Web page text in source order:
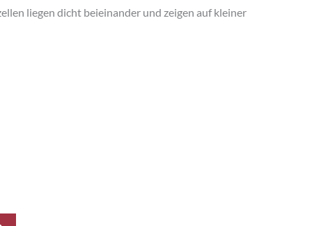
liegen dicht beieinander und zeigen auf kleiner